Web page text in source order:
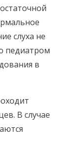
слуха не
педиатром
в
В случае